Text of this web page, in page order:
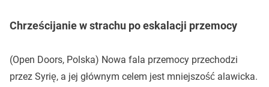
Chrześcijanie w strachu po eskalacji przemocy
(Open Doors, Polska) Nowa fala przemocy przechodzi
przez Syrię, a jej głównym celem jest mniejszość alawicka.